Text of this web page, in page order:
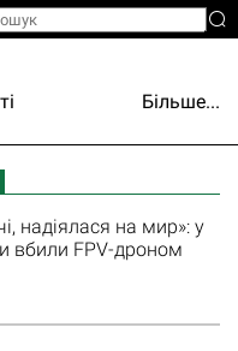
Більше...
надіялася на мир»: у
вбили FPV-дроном